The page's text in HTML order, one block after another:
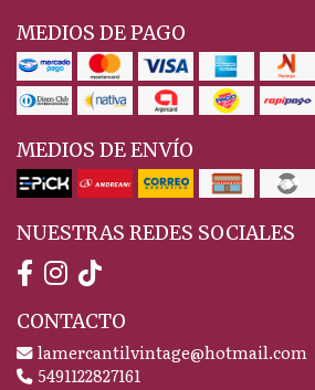
MEDIOS DE PAGO
MEDIOS DE ENVÍO
NUESTRAS REDES SOCIALES
CONTACTO
lamercantilvintage@hotmail.com
5491122827161